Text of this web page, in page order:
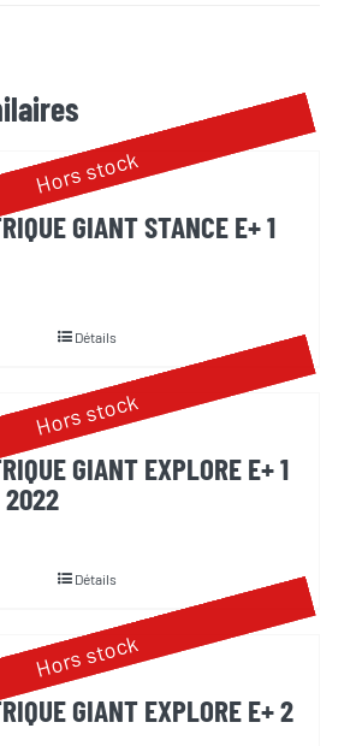
Hors stock
GIANT STANCE E+ 1
Détails
Hors stock
GIANT EXPLORE E+ 1
2022
Détails
Hors stock
GIANT EXPLORE E+ 2